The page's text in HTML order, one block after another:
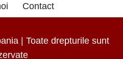
Contact
| Toate drepturile sunt